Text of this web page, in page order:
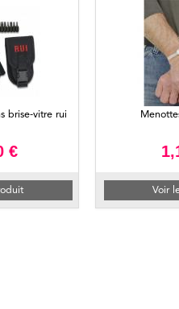
brise-vitre rui
€
Voir